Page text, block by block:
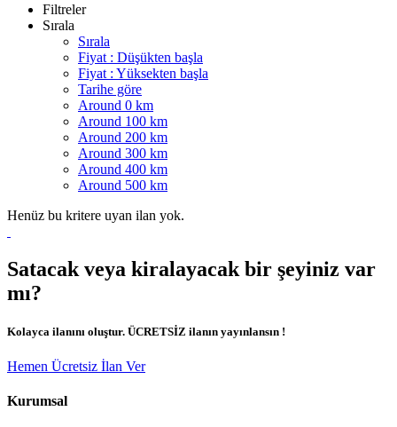
Filtreler
Sırala
Sırala
Fiyat : Düşükten başla
Fiyat : Yüksekten başla
Tarihe göre
Around 0 km
Around 100 km
Around 200 km
Around 300 km
Around 400 km
Around 500 km
Henüz bu kritere uyan ilan yok.
Satacak veya kiralayacak bir şeyiniz var
mı?
Kolayca ilanını oluştur. ÜCRETSİZ ilanın yayınlansın !
Hemen Ücretsiz İlan Ver
Kurumsal